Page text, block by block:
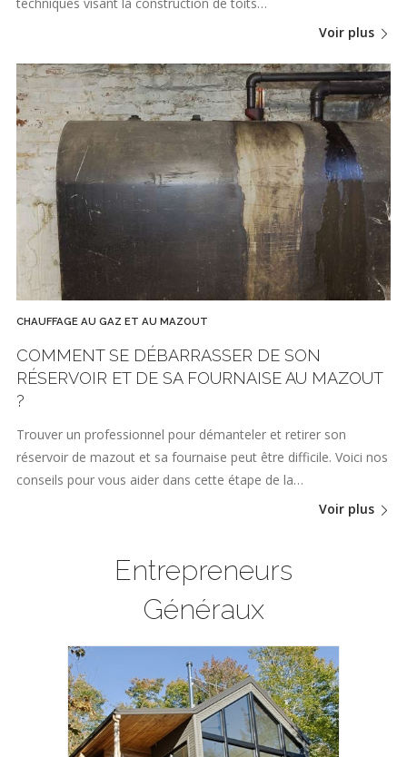
Voir plus
CHAUFFAGE AU GAZ ET AU MAZOUT
COMMENT SE DÉBARRASSER DE SON
RÉSERVOIR ET DE SA FOURNAISE AU MAZOUT
?
Trouver un professionnel pour démanteler et retirer son
réservoir de mazout et sa fournaise peut être difficile. Voici nos
conseils pour vous aider dans cette étape de la…
Voir plus
Entrepreneurs
Généraux